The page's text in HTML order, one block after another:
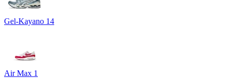
Gel-Kayano 14
Air Max 1